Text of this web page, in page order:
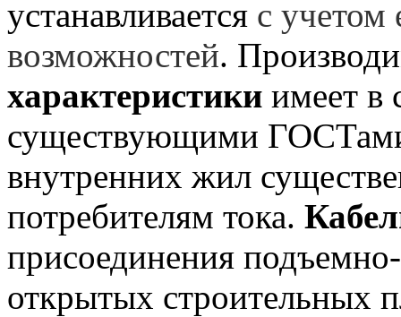
устанавливается с учетом
возможностей.
характеристики имеет в
существующими
внутренних жил
потребителям тока.
присоединения
открытых строительных